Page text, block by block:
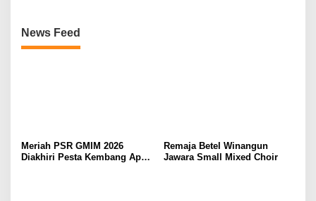
News Feed
Meriah PSR GMIM 2026
Diakhiri Pesta Kembang Api,
Remaja Betel Winangun
Jawara Small Mixed Choir